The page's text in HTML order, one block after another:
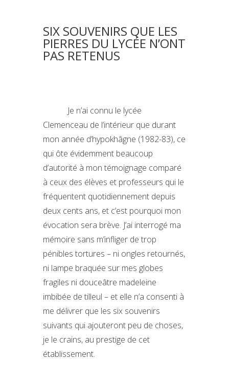
SIX SOUVENIRS QUE LES
PIERRES DU LYCÉE N’ONT
PAS RETENUS
Je n’ai connu le lycée
Clemenceau de l’intérieur que durant
mon année d’hypokhâgne (1982-83), ce
qui ôte évidemment beaucoup
d’autorité à mon témoignage comparé
à ceux des élèves et professeurs qui le
fréquentent quotidiennement depuis
deux cents ans, et c’est pourquoi mon
évocation sera brève. J’ai interrogé ma
mémoire sans m’infliger de trop
pénibles tortures – ni ongles retournés,
ni lampe braquée sur mes globes
fragiles ni douceâtre madeleine
imbibée de tilleul – et elle n’a consenti à
me délivrer que les six souvenirs
suivants qui ajouteront peu de choses,
je le crains, au prestige de cet
établissement.